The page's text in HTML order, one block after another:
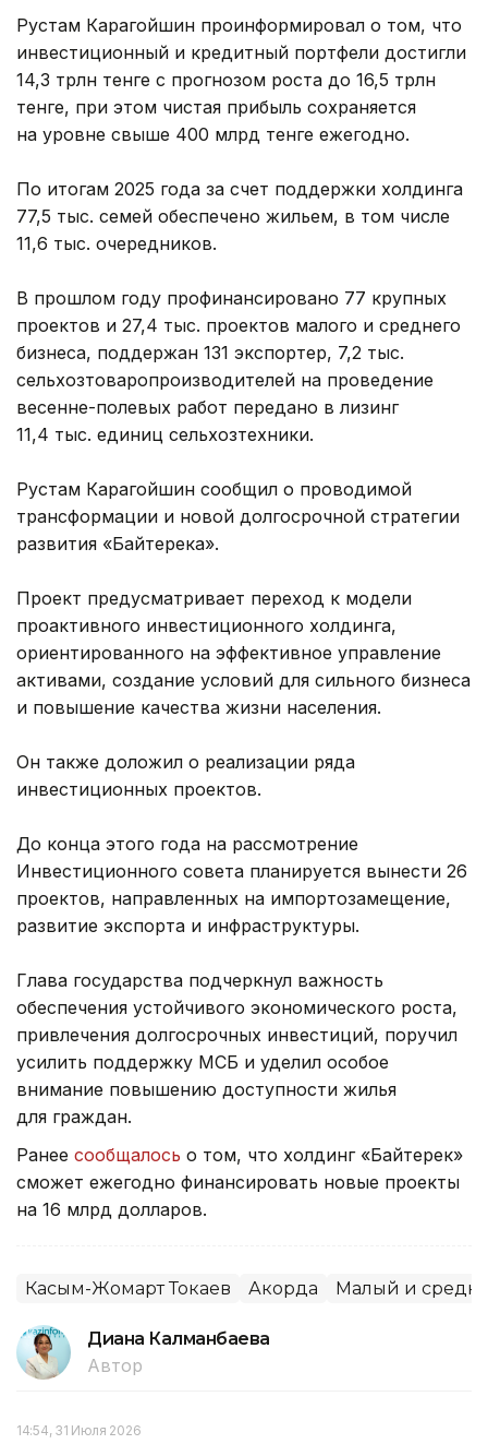
Рустам Карагойшин проинформировал о том, что
инвестиционный и кредитный портфели достигли
14,3 трлн тенге с прогнозом роста до 16,5 трлн
тенге, при этом чистая прибыль сохраняется
на уровне свыше 400 млрд тенге ежегодно.
По итогам 2025 года за счет поддержки холдинга
77,5 тыс. семей обеспечено жильем, в том числе
11,6 тыс. очередников.
В прошлом году профинансировано 77 крупных
проектов и 27,4 тыс. проектов малого и среднего
бизнеса, поддержан 131 экспортер, 7,2 тыс.
сельхозтоваропроизводителей на проведение
весенне-полевых работ передано в лизинг
11,4 тыс. единиц сельхозтехники.
Рустам Карагойшин сообщил о проводимой
трансформации и новой долгосрочной стратегии
развития «Байтерека».
Проект предусматривает переход к модели
проактивного инвестиционного холдинга,
ориентированного на эффективное управление
активами, создание условий для сильного бизнеса
и повышение качества жизни населения.
Он также доложил о реализации ряда
инвестиционных проектов.
До конца этого года на рассмотрение
Инвестиционного совета планируется вынести 26
проектов, направленных на импортозамещение,
развитие экспорта и инфраструктуры.
Глава государства подчеркнул важность
обеспечения устойчивого экономического роста,
привлечения долгосрочных инвестиций, поручил
усилить поддержку МСБ и уделил особое
внимание повышению доступности жилья
для граждан.
Ранее сообщалось о том, что холдинг «Байтерек»
сможет ежегодно финансировать новые проекты
на 16 млрд долларов.
Касым-Жомарт Токаев Акорда Малый и
Диана Калманбаева
Автор
14:54, 31 Июля 2026